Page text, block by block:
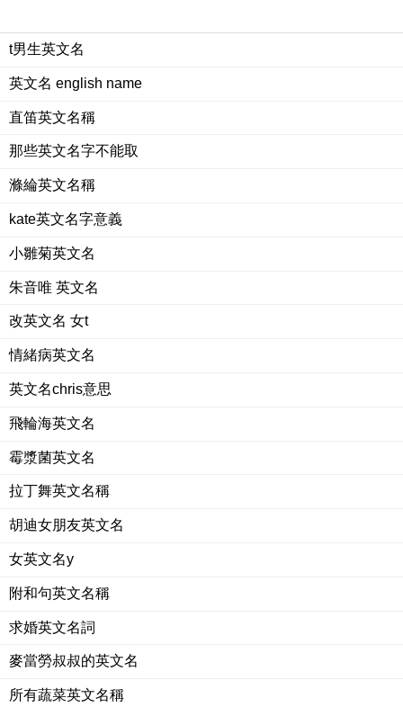
t男生英文名
英文名 english name
直笛英文名稱
那些英文名字不能取
滌綸英文名稱
kate英文名字意義
小雛菊英文名
朱音唯 英文名
改英文名 女t
情緒病英文名
英文名chris意思
飛輪海英文名
霉漿菌英文名
拉丁舞英文名稱
胡迪女朋友英文名
女英文名y
附和句英文名稱
求婚英文名詞
麥當勞叔叔的英文名
所有蔬菜英文名稱